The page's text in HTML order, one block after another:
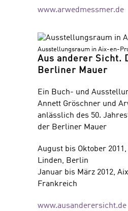
www.arwedmessmer.de
Ausstellungsraum in Aix-en-
Aus anderer Sicht.
Berliner Mauer
Ein Buch- und
Annett Gröschner und
anlässlich des 50.
der Berliner Mauer
August bis Oktober
Linden, Berlin
Januar bis März 2012,
Frankreich
www.ausanderersicht.de